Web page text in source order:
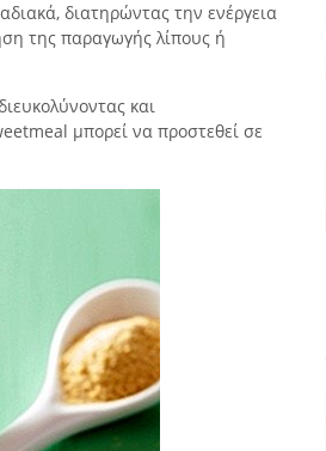
διατηρώντας την ενέργεια
της παραγωγής λίπους ή
και
μπορεί να προστεθεί σε